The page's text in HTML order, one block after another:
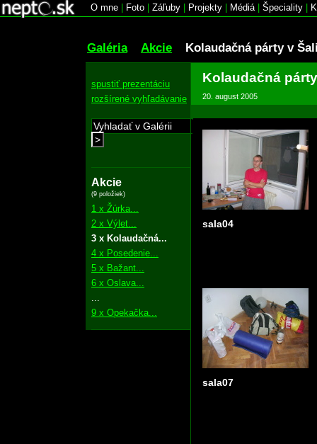
O mne Foto Záľuby Projekty Médiá| Špeciality
Galéria Akcie Kolaudačná párty v
spustiť prezentáciu
rozšírené vyhľadávanie
>
Akcie
(9 položiek)
1 x Žúrka...
2 x Výlet...
3 x Kolaudačná...
4 x Posedenie...
5 x Bažant...
6 x Oslava...
9 x Opekačka...
Kolaudačná
20. august 2005
sala04
sala07